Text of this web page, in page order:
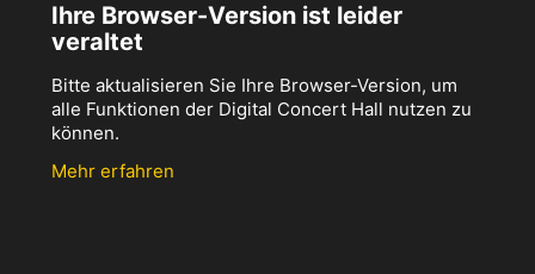
Ihre Browser-Version ist leider
veraltet
Bitte aktualisieren Sie Ihre Browser-Version, um
alle Funktionen der Digital Concert Hall nutzen zu
können.
Mehr erfahren